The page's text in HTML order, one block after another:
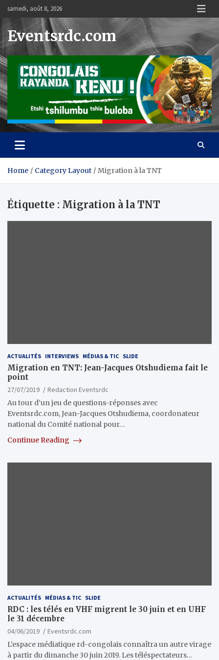
content
samedi, août 8, 2026
Eventsrdc.com
Home Category Layout Migration à la TNT
Étiquette : Migration à la TNT
ACTUALITÉS INTERVIEWS MÉDIAS & TIC SLIDE
Migration en TNT: Jean-Jacques Otshudiema fait le
point
27/07/2019
Redaction Eventsrdc
Au tour d’un jeu de questions-réponses avec
Eventsrdc.com, Jean-Jacques Otshudiema, coordonateur
national du Comité national pour…
Continue Reading
ACTUALITÉS MÉDIAS & TIC SLIDE
RDC : les télés en VHF migrent le 30 juin et en UHF
le 31 décembre
04/06/2019
Eventsrdc.com
L’espace médiatique rd-congolais connaîtra un autre virage
à partir du dimanche 30 juin 2019. Les téléspectateurs…